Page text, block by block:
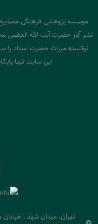
نشر آثار حضرت آیت الله العظمی
توانسته میراث حضرت استاد را
این سایت تنها
تهران، میدان شهدا،